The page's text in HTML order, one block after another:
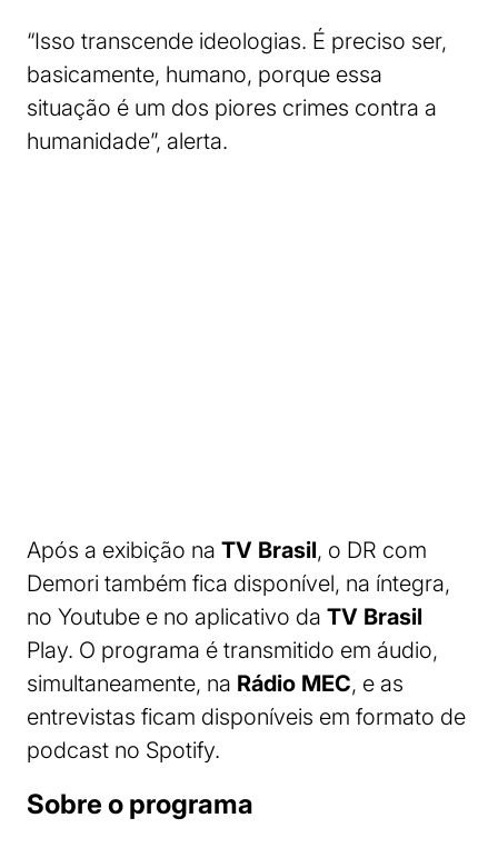
“Isso transcende ideologias. É preciso ser,
basicamente, humano, porque essa
situação é um dos piores crimes contra a
humanidade”, alerta.
Após a exibição na TV Brasil, o DR com
Demori também fica disponível, na íntegra,
no Youtube e no aplicativo da TV Brasil
Play. O programa é transmitido em áudio,
simultaneamente, na Rádio MEC, e as
entrevistas ficam disponíveis em formato de
podcast no Spotify.
Sobre o programa